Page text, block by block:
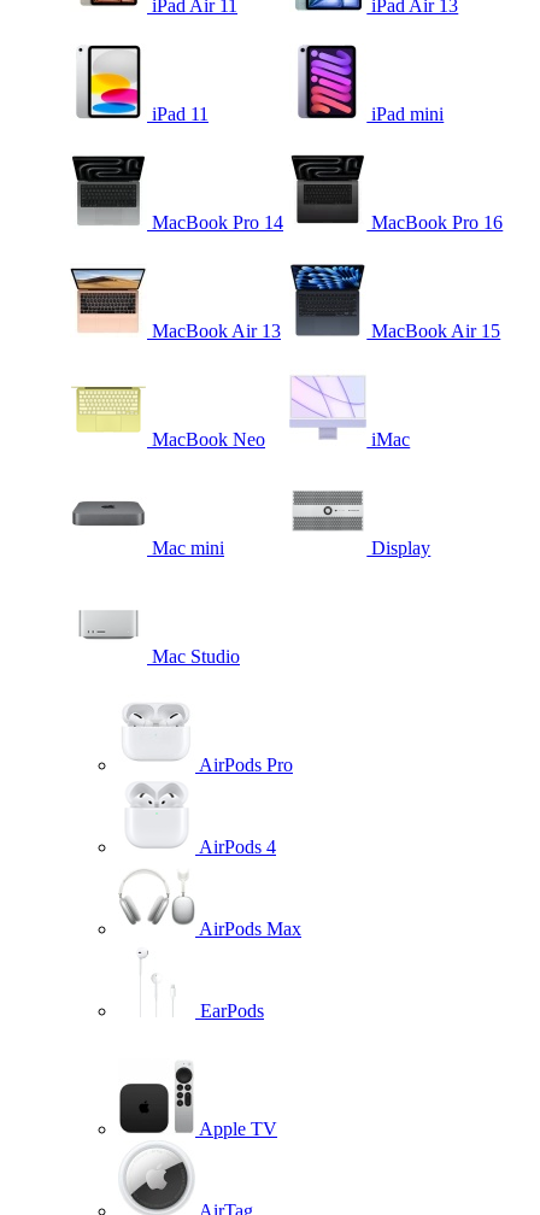
iPad Air 11 iPad Air 13
iPad 11 iPad mini
MacBook Pro 14 MacBook Pro 16
MacBook Air 13 MacBook Air 15
MacBook Neo iMac
Mac mini Display
Mac Studio
AirPods Pro
AirPods 4
AirPods Max
EarPods
Apple TV